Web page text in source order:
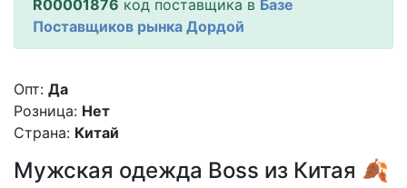
R00001876 код поставщика в Базе
Поставщиков рынка Дордой
Опт: Да
Розница: Нет
Страна: Китай
Мужская одежда Boss из Китая 🍂